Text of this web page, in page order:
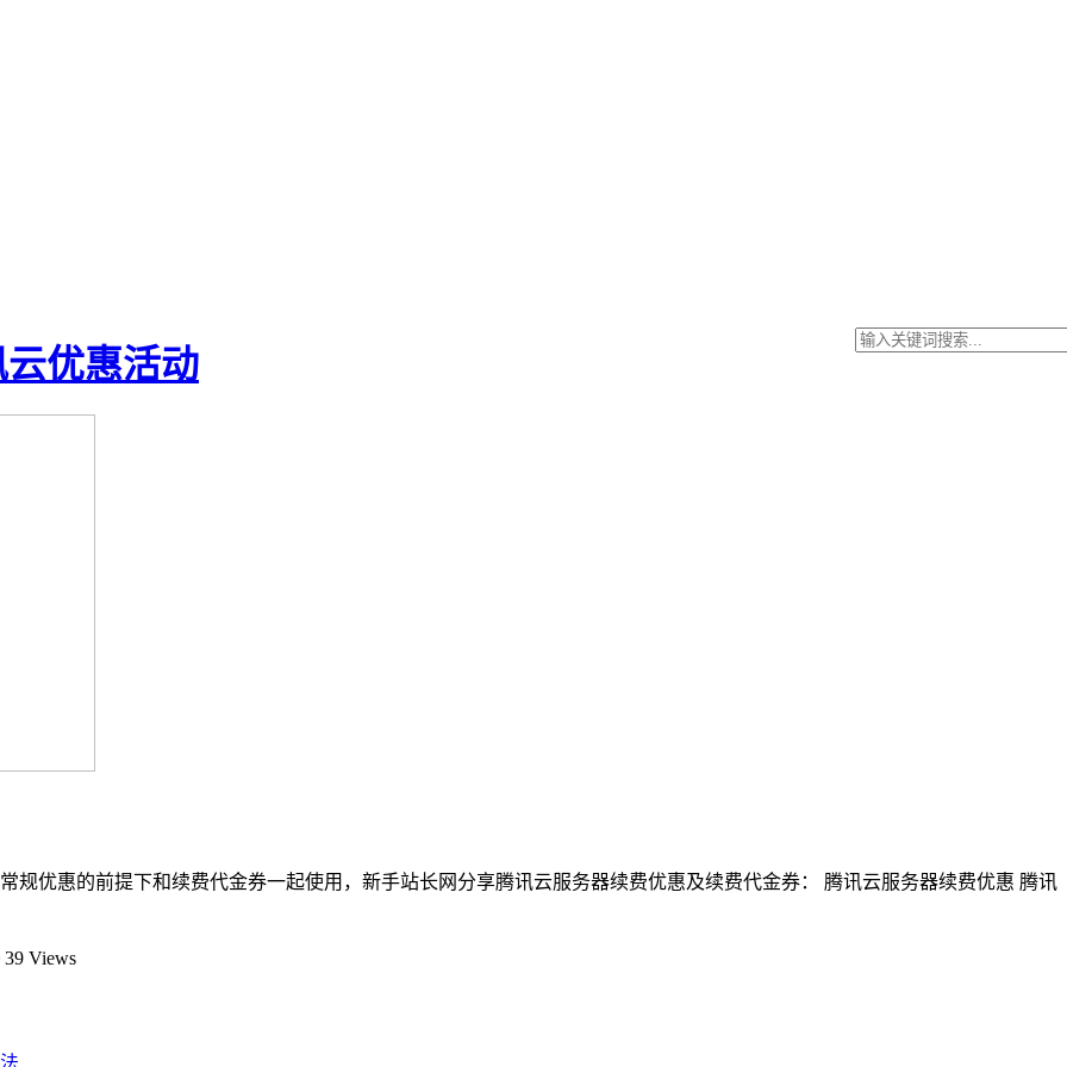
优惠活动
规优惠的前提下和续费代金券一起使用，新手站长网分享腾讯云服务器续费优惠及续费代金券： 腾讯云服务器续费优惠 腾讯
39 Views